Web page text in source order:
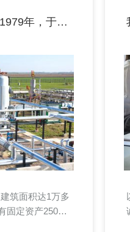
嘉兴市向阳化工厂创建于1979年，于19...
筑面积达1万多
固定资产2500